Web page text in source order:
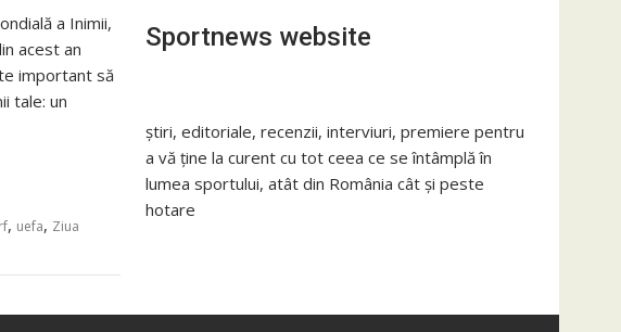
a Inimii,
acest an
important să
tale: un
, uefa, Ziua
Sportnews website
știri, editoriale, recenzii, interviuri, premiere pentru
a vă ține la curent cu tot ceea ce se întâmplă în
lumea sportului, atât din România cât și peste
hotare